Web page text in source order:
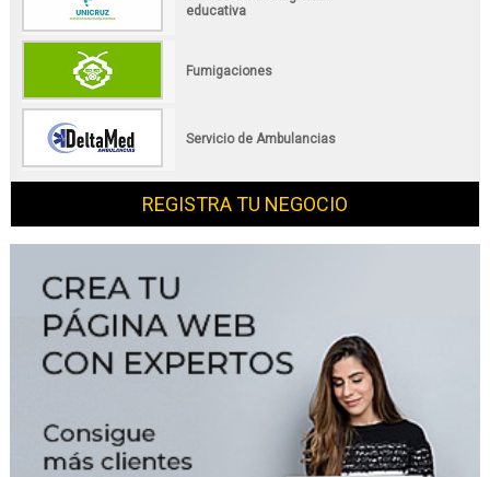
educativa
Fumigaciones
Servicio de Ambulancias
REGISTRA TU NEGOCIO